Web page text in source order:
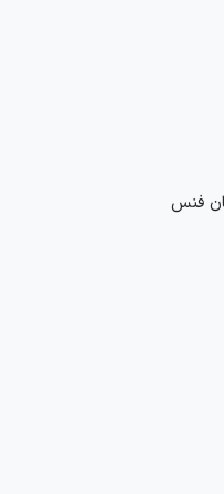
فنس